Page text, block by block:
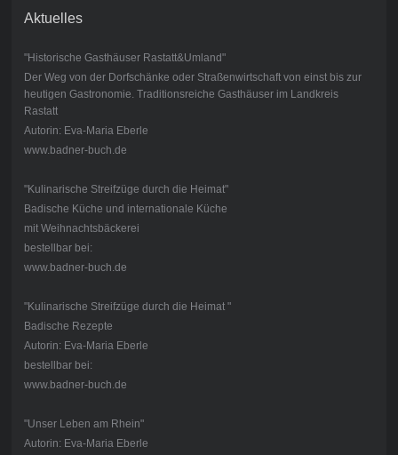
Aktuelles
"Historische Gasthäuser Rastatt&Umland"
Der Weg von der Dorfschänke oder Straßenwirtschaft von einst bis zur
heutigen Gastronomie. Traditionsreiche Gasthäuser im Landkreis
Rastatt
Autorin: Eva-Maria Eberle
www.badner-buch.de
"Kulinarische Streifzüge durch die Heimat"
Badische Küche und internationale Küche
mit Weihnachtsbäckerei
bestellbar bei:
www.badner-buch.de
"Kulinarische Streifzüge durch die Heimat "
Badische Rezepte
Autorin: Eva-Maria Eberle
bestellbar bei:
www.badner-buch.de
"Unser Leben am Rhein"
Autorin: Eva-Maria Eberle